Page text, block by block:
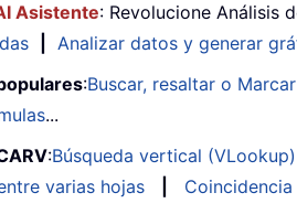
Asistente: Revolucione Análisis
Analizar datos y generar
:Buscar, resaltar o
...
:Búsqueda vertical
varias hojas